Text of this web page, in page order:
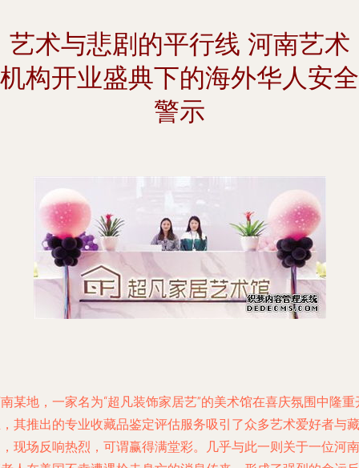
艺术与悲剧的平行线 河南艺术
机构开业盛典下的海外华人安全
警示
某地，一家名为“超凡装饰家居艺”的美术馆在喜庆氛围中隆重
其推出的专业收藏品鉴定评估服务吸引了众多艺术爱好者与藏
现场反响热烈，可谓赢得满堂彩。几乎与此一则关于一位河南